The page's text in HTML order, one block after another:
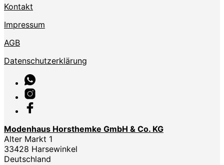
Kontakt
Impressum
AGB
Datenschutzerklärung
Modenhaus Horsthemke GmbH & Co. KG
Alter Markt 1
33428 Harsewinkel
Deutschland